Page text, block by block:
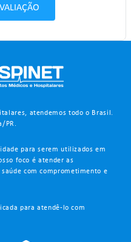
atendemos todo o Brasil.
PR.
para serem utilizados em
foco é atender as
com comprometimento e
para atendê-lo com